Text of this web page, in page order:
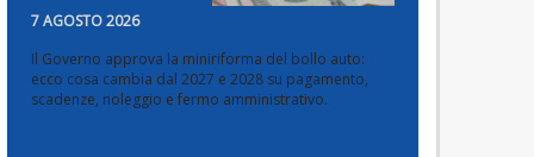
7 AGOSTO 2026
Il Governo approva la miniriforma del bollo auto:
ecco cosa cambia dal 2027 e 2028 su pagamento,
scadenze, noleggio e fermo amministrativo.